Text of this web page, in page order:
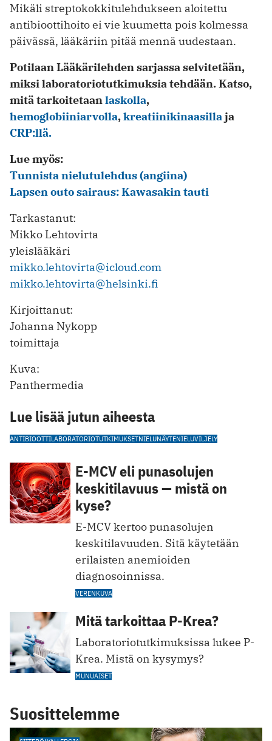
Mikäli streptokokkitulehdukseen aloitettu
antibioottihoito ei vie kuumetta pois kolmessa
päivässä, lääkäriin pitää mennä uudestaan.
Potilaan Lääkärilehden sarjassa selvitetään,
miksi laboratoriotutkimuksia tehdään. Katso,
mitä tarkoitetaanlaskolla,
hemoglobiiniarvolla,kreatiinikinaasillaja
CRP:llä.
Lue myös:
Tunnista nielutulehdus (angiina)
Lapsen outo sairaus: Kawasakin tauti
Tarkastanut:
Mikko Lehtovirta
yleislääkäri
mikko.lehtovirta@icloud.com
mikko.lehtovirta@helsinki.fi
Kirjoittanut:
Johanna Nykopp
toimittaja
Kuva:
Panthermedia
Lue lisää jutun aiheesta
ANTIBIOOTTILABORATORIOTUTKIMUKSETNIELUNÄYTENIELUVILJELY
E-MCV eli punasolujen
keskitilavuus — mistä on
kyse?
E-MCV kertoo punasolujen
keskitilavuuden. Sitä käytetään
erilaisten anemioiden
diagnosoinnissa.
VERENKUVA
Mitä tarkoittaa P-Krea?
Laboratoriotutkimuksissa lukee P-
Krea. Mistä on kysymys?
MUNUAISET
Suosittelemme